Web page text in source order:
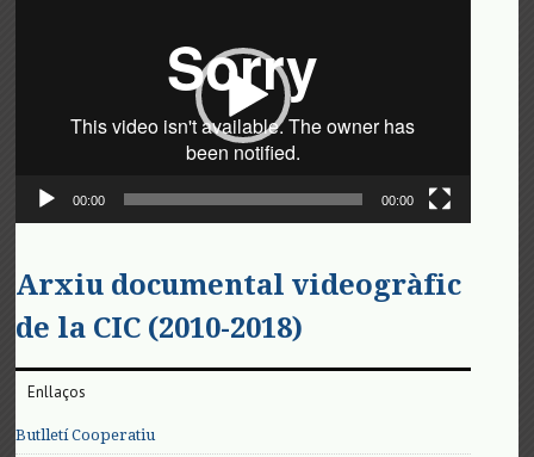
00:00 00:00
Arxiu documental videogràfic
de la CIC (2010-2018)
Enllaços
Butlletí Cooperatiu